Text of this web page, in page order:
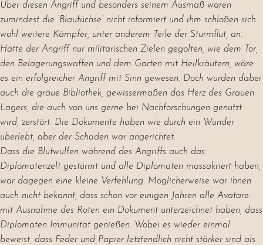
Über diesen Angriff und besonders seinem Ausmaß waren
zumindest die ‘Blaufüchse’ nicht informiert und ihm schloßen sich
wohl weitere Kämpfer, unter anderem Teile der Sturmflut, an.
Hätte der Angriff nur militärischen Zielen gegolten, wie dem Tor,
den Belagerungswaffen und dem Garten mit Heilkräutern, wäre
es ein erfolgreicher Angriff mit Sinn gewesen. Doch wurden dabei
auch die graue Bibliothek, gewissermaßen das Herz des Grauen
Lagers, die auch von uns gerne bei Nachforschungen genutzt
wird, zerstört. Die Dokumente haben wie durch ein Wunder
überlebt, aber der Schaden war angerichtet.
Dass die Blutwulfen während des Angriffs auch das
Diplomatenzelt gestürmt und alle Diplomaten massakriert haben,
war dagegen eine kleine Verfehlung. Möglicherweise war ihnen
auch nicht bekannt, dass schon vor einigen Jahren alle Avatare
mit Ausnahme des Roten ein Dokument unterzeichnet haben, dass
Diplomaten Immunität genießen. Wobei es wieder einmal
beweist, dass Feder und Papier letztendlich nicht stärker sind als